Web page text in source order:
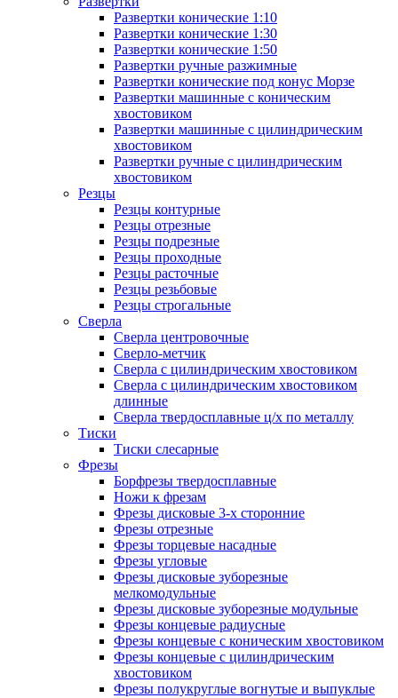
Развертки конические 1:10
Развертки конические 1:30
Развертки конические 1:50
Развертки ручные разжимные
Развертки конические под конус Морзе
Развертки машинные с коническим
хвостовиком
Развертки машинные с цилиндрическим
хвостовиком
Развертки ручные с цилиндрическим
хвостовиком
Резцы
Резцы контурные
Резцы отрезные
Резцы подрезные
Резцы проходные
Резцы расточные
Резцы резьбовые
Резцы строгальные
Сверла
Сверла центровочные
Сверло-метчик
Сверла с цилиндрическим хвостовиком
Сверла с цилиндрическим хвостовиком
длинные
Сверла твердосплавные ц/х по металлу
Тиски
Тиски слесарные
Фрезы
Борфрезы твердосплавные
Ножи к фрезам
Фрезы дисковые 3-х сторонние
Фрезы отрезные
Фрезы торцевые насадные
Фрезы угловые
Фрезы дисковые зуборезные
мелкомодульные
Фрезы дисковые зуборезные модульные
Фрезы концевые радиусные
Фрезы концевые с коническим хвостовиком
Фрезы концевые с цилиндрическим
хвостовиком
Фрезы полукруглые вогнутые и выпуклые